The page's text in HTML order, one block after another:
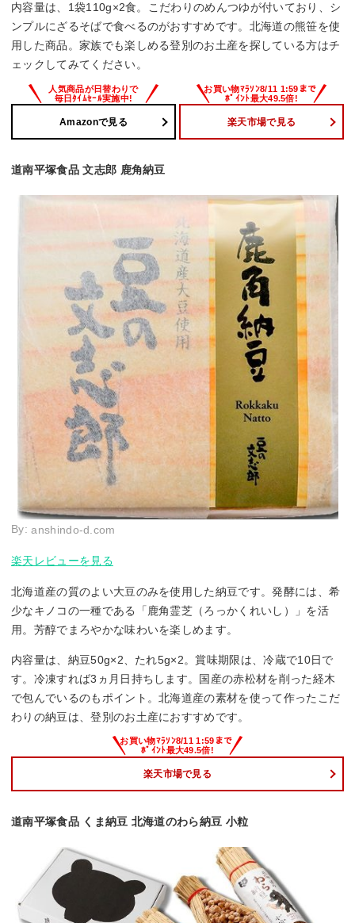
内容量は、1袋110g×2食。こだわりのめんつゆが付いており、シ
ンプルにざるそばで食べるのがおすすめです。北海道の熊笹を使
用した商品。家族でも楽しめる登別のお土産を探している方はチ
ェックしてみてください。
Amazonで見る 楽天市場で見る
道南平塚食品 文志郎 鹿角納豆
By:anshindo-d.com
楽天レビューを見る
北海道産の質のよい大豆のみを使用した納豆です。発酵には、希
少なキノコの一種である「鹿角霊芝（ろっかくれいし）」を活
用。芳醇でまろやかな味わいを楽しめます。
内容量は、納豆50g×2、たれ5g×2。賞味期限は、冷蔵で10日で
す。冷凍すれば3ヵ月日持ちします。国産の赤松材を削った経木
で包んでいるのもポイント。北海道産の素材を使って作ったこだ
わりの納豆は、登別のお土産におすすめです。
楽天市場で見る
道南平塚食品 くま納豆 北海道のわら納豆 小粒